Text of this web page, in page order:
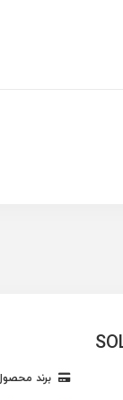
برند